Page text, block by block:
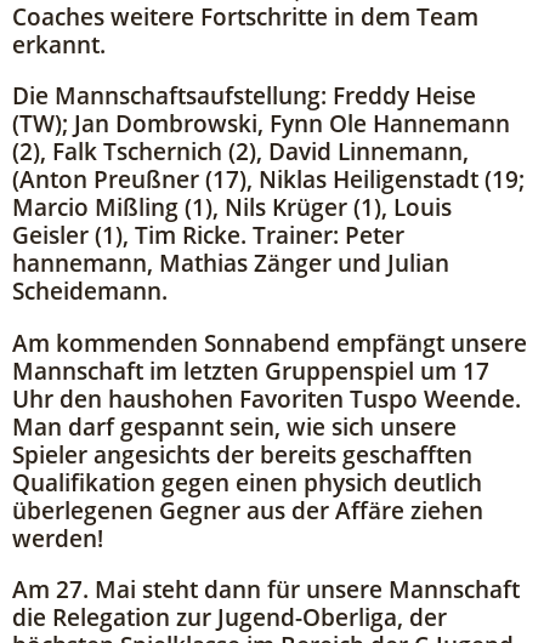
Coaches weitere Fortschritte in dem Team
erkannt.
Die Mannschaftsaufstellung: Freddy Heise
(TW); Jan Dombrowski, Fynn Ole Hannemann
(2), Falk Tschernich (2), David Linnemann,
(Anton Preußner (17), Niklas Heiligenstadt (19;
Marcio Mißling (1), Nils Krüger (1), Louis
Geisler (1), Tim Ricke. Trainer: Peter
hannemann, Mathias Zänger und Julian
Scheidemann.
Am kommenden Sonnabend empfängt unsere
Mannschaft im letzten Gruppenspiel um 17
Uhr den haushohen Favoriten Tuspo Weende.
Man darf gespannt sein, wie sich unsere
Spieler angesichts der bereits geschafften
Qualifikation gegen einen physich deutlich
überlegenen Gegner aus der Affäre ziehen
werden!
Am 27. Mai steht dann für unsere Mannschaft
die Relegation zur Jugend-Oberliga, der